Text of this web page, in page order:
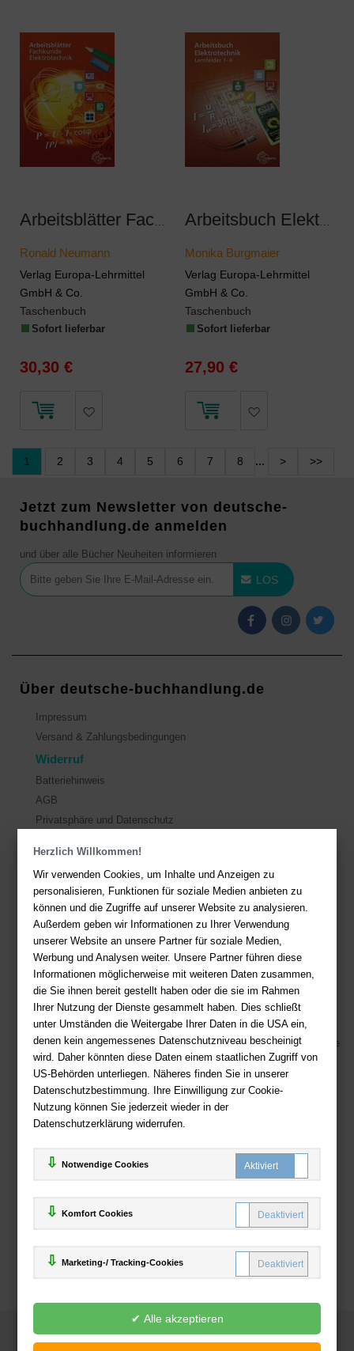
Herzlich Willkommen!
Wir verwenden Cookies, um Inhalte und Anzeigen zu
personalisieren, Funktionen für soziale Medien anbieten zu
können und die Zugriffe auf unserer Website zu analysieren.
Außerdem geben wir Informationen zu Ihrer Verwendung
unserer Website an unsere Partner für soziale Medien,
Werbung und Analysen weiter. Unsere Partner führen diese
Informationen möglicherweise mit weiteren Daten zusammen,
die Sie ihnen bereit gestellt haben oder die sie im Rahmen
Ihrer Nutzung der Dienste gesammelt haben. Dies schließt
unter Umständen die Weitergabe Ihrer Daten in die USA ein,
denen kein angemessenes Datenschutzniveau bescheinigt
wird. Daher könnten diese Daten einem staatlichen Zugriff von
US-Behörden unterliegen. Näheres finden Sie in unserer
Datenschutzbestimmung. Ihre Einwilligung zur Cookie-
Nutzung können Sie jederzeit wieder in der
Datenschutzerklärung widerrufen.
Notwendige Cookies
Komfort Cookies
Marketing-/ Tracking-Cookies
Ronald Neumann
Verlag Europa-Lehrmittel
GmbH & Co.
Taschenbuch
Sofort lieferbar
30,30 €
Arbeitsbuch Elektrotechnik Lernfelder 1-4
Monika Burgmaier
Verlag Europa-Lehrmittel
GmbH & Co.
Taschenbuch
Sofort lieferbar
27,90 €
1 2 3 4 5 6 7 8 ... > >>
Jetzt zum Newsletter von deutsche-
buchhandlung.de anmelden
und über alle Bücher Neuheiten informieren
LOS
Über deutsche-buchhandlung.de
Impressum
Versand & Zahlungsbedingungen
Widerruf
Batteriehinweis
AGB
Privatsphäre und Datenschutz
Sie haben Fragen? Hier finden Sie Antworten auf häufig gestellte
Fragen.
Fragen per E-Mail: service@deutsche-buchhandlung.de
Telefon: +49 (0)511 - 982 684 41
Ihre Vorteile bei uns
Kostenloser Versand ab 36,- EUR Bestellwert
Sicherer Online Shop und Zahlung mit SSL-Verschlüsselung
Viele Zahlungsmethoden wie PayPal, Amazon Payment, Vorkasse
Zahlweisen
Deutsche-Buchhandlung.de
www.deutsche-buchhandlung.de ist ein Angebot der